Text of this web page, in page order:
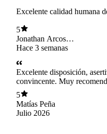
Excelente calidad humana
5
Jonathan Arcos
Fabio
Hace 3 semanas
Excelente disposición,
convincente. Muy
5
Matías Peña
Julio 2026